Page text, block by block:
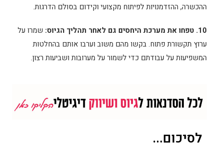
ההכשרה, ההזדמנויות לפיתוח מקצועי וקידום בסולם הדרגות.
10. טפחו את מערכת היחסים גם לאחר תהליך הגיוס: שמרו על
ערוץ תקשורת פתוח. בקשו מהם משוב וערבו אותם בהחלטות
המשפיעות על עבודתם כדי לשמור על מערובות ושביעות רצון.
לסיכום...